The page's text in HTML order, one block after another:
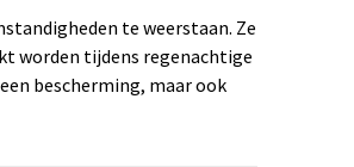
te weerstaan. Ze
worden tijdens regenachtige
bescherming, maar ook